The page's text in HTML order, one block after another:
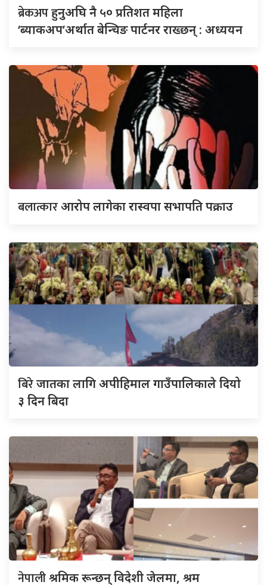
ब्रेकअपहुनुअघि नै ५० प्रतिशत महिला
‘ब्याकअप’अर्थात बेन्चिङ पार्टनर राख्छन् : अध्ययन
बलात्कारआरोप लागेका रास्वपा सभापति पक्राउ
बिरेजातका लागि अपीहिमाल गाउँपालिकाले दियो
३ दिन बिदा
नेपालीश्रमिक रून्छन् विदेशी जेलमा, श्रम